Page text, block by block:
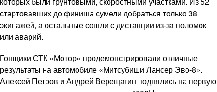
стартовавших до финиша сумели добраться только 38
экипажей, а остальные сошли с дистанции из-за поломок
или аварий.
Гонщики СТК «Мотор» продемонстрировали отличные
результаты на автомобиле «Митсубиши Лансер Эво-8».
Алексей Петров и Андрей Верещагин поднялись на первую